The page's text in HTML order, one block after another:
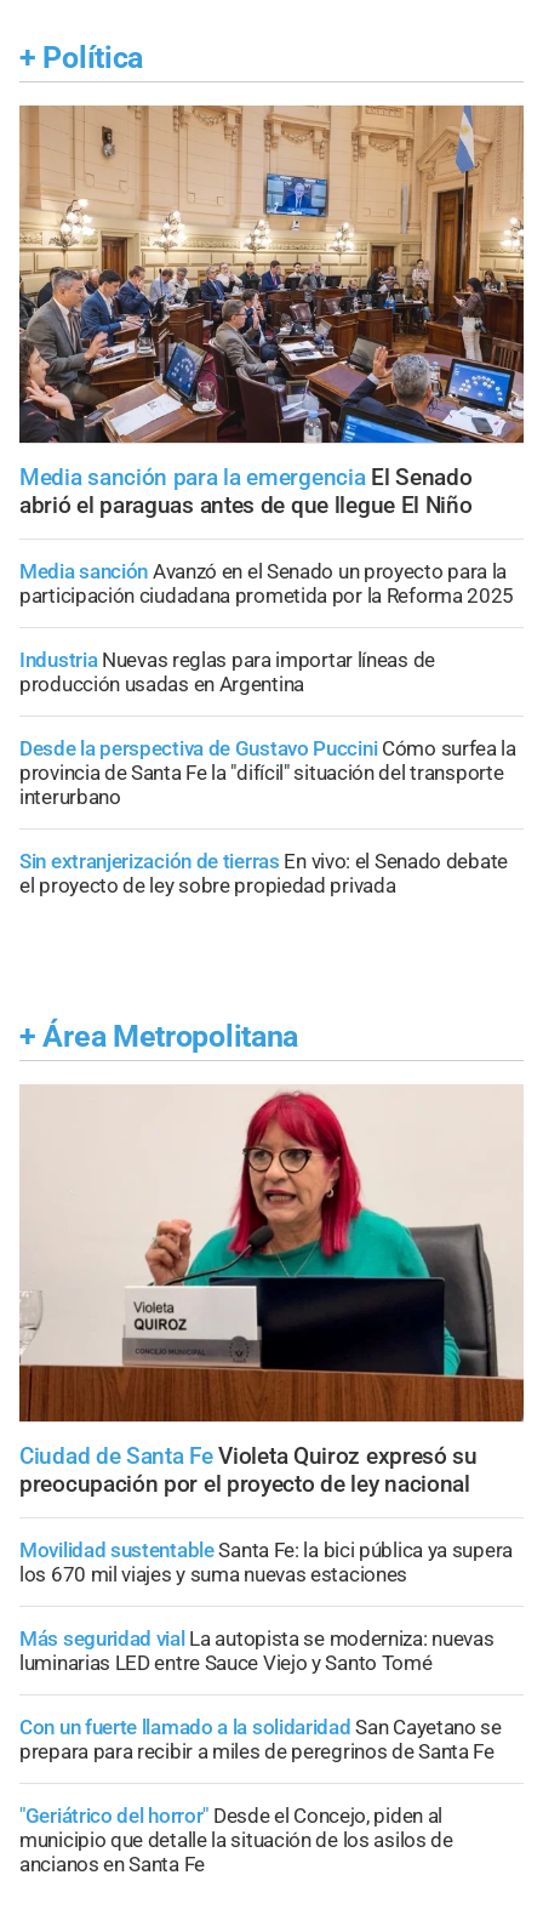
+ Política
Media sanción para la emergencia El Senado
abrió el paraguas antes de que llegue El Niño
Media sanción Avanzó en el Senado un proyecto para la
participación ciudadana prometida por la Reforma 2025
Industria Nuevas reglas para importar líneas de
producción usadas en Argentina
Desde la perspectiva de Gustavo Puccini Cómo surfea la
provincia de Santa Fe la "difícil" situación del transporte
interurbano
Sin extranjerización de tierras En vivo: el Senado debate
el proyecto de ley sobre propiedad privada
+ Área Metropolitana
Ciudad de Santa Fe Violeta Quiroz expresó su
preocupación por el proyecto de ley nacional
Movilidad sustentableSanta Fe: la bici pública ya supera
los 670 mil viajes y suma nuevas estaciones
Más seguridad vial La autopista se moderniza: nuevas
luminarias LED entre Sauce Viejo y Santo Tomé
Con un fuerte llamado a la solidaridad San Cayetano se
prepara para recibir a miles de peregrinos de Santa Fe
"Geriátrico del horror" Desde el Concejo, piden al
municipio que detalle la situación de los asilos de
ancianos en Santa Fe